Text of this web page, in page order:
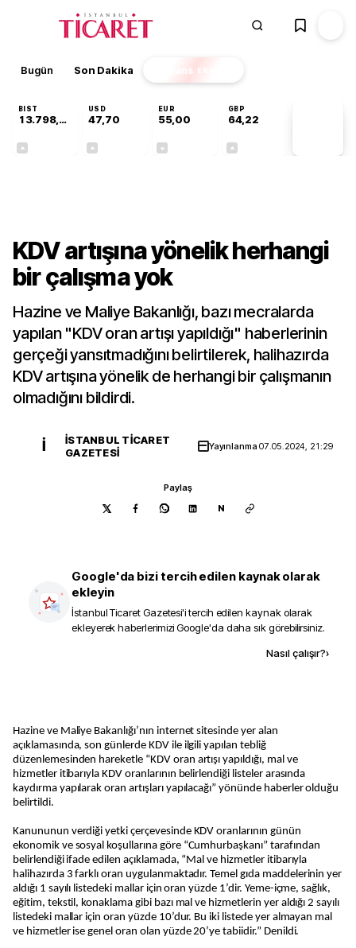
Bugün Son Dakika Finans EKSTRA
BIST
13.798,82
USD
47,70
EUR
55,00
GBP
64,22
KDV artışına yönelik herhangi
bir çalışma yok
Hazine ve Maliye Bakanlığı, bazı mecralarda
yapılan "KDV oran artışı yapıldığı" haberlerinin
gerçeği yansıtmadığını belirtilerek, halihazırda
KDV artışına yönelik de herhangi bir çalışmanın
olmadığını bildirdi.
İ
İSTANBUL TICARET
GAZETESI
Yayınlanma07.05.2024, 21:29
Paylaş
N
Google'da bizi tercih edilen kaynak olarak
ekleyin
İstanbul Ticaret Gazetesi'i tercih edilen kaynak olarak
ekleyerek haberlerimizi Google'da daha sık görebilirsiniz.
Nasıl çalışır?›
Hazine ve Maliye Bakanlığı’nın internet sitesinde yer alan
açıklamasında, son günlerde KDV ile ilgili yapılan tebliğ
düzenlemesinden hareketle “KDV oran artışı yapıldığı, mal ve
hizmetler itibarıyla KDV oranlarının belirlendiği listeler arasında
kaydırma yapılarak oran artışları yapılacağı” yönünde haberler olduğu
belirtildi.
Kanununun verdiği yetki çerçevesinde KDV oranlarının günün
ekonomik ve sosyal koşullarına göre “Cumhurbaşkanı” tarafından
belirlendiği ifade edilen açıklamada, “Mal ve hizmetler itibarıyla
halihazırda 3 farklı oran uygulanmaktadır. Temel gıda maddelerinin yer
aldığı 1 sayılı listedeki mallar için oran yüzde 1’dir. Yeme-içme, sağlık,
eğitim, tekstil, konaklama gibi bazı mal ve hizmetlerin yer aldığı 2 sayılı
listedeki mallar için oran yüzde 10’dur. Bu iki listede yer almayan mal
ve hizmetler ise genel oran olan yüzde 20’ye tabiidir.” Denildi.